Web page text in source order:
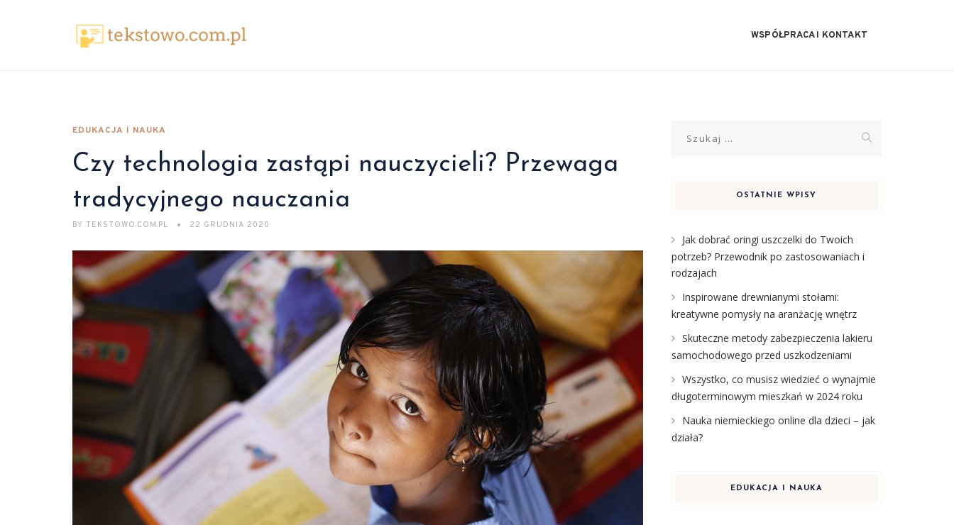
WSPÓŁPRACA I KONTAKT
EDUKACJA I NAUKA
Czy technologia zastąpi nauczycieli? Przewaga
tradycyjnego nauczania
BY TEKSTOWO.COM.PL 22 GRUDNIA 2020
OSTATNIE WPISY
Jak dobrać oringi uszczelki do Twoich
potrzeb? Przewodnik po zastosowaniach i
rodzajach
Inspirowane drewnianymi stołami:
kreatywne pomysły na aranżację wnętrz
Skuteczne metody zabezpieczenia lakieru
samochodowego przed uszkodzeniami
Wszystko, co musisz wiedzieć o wynajmie
długoterminowym mieszkań w 2024 roku
Nauka niemieckiego online dla dzieci – jak
działa?
EDUKACJA I NAUKA